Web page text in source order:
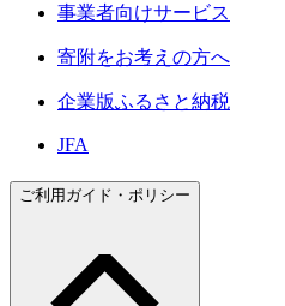
事業者向けサービス
寄附をお考えの方へ
企業版ふるさと納税
JFA
ご利用ガイド・ポリシー